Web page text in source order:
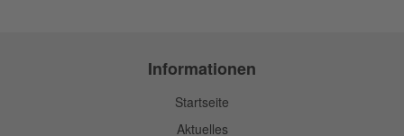
Informationen
Startseite
Aktuelles